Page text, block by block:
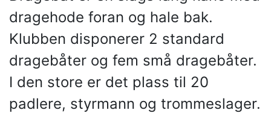
dragehode foran og hale bak.
Klubben disponerer 2 standard
dragebåter og fem små dragebåter.
I den store er det plass til 20
padlere, styrmann og trommeslager.